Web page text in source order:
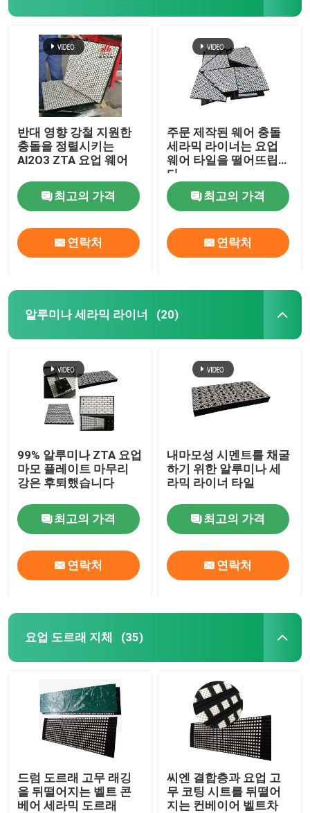
반대 영향 강철 지원한
충돌을 정렬시키는
Al2O3 ZTA 요업 웨어
최고의 가격
연락처
주문 제작된 웨어 충돌
세라믹 라이너는 요업
웨어 타일을 떨어뜨립니
다
최고의 가격
연락처
알루미나 세라믹 라이너 (20)
99% 알루미나 ZTA 요업
마모 플레이트 마무리
강은 후퇴했습니다
최고의 가격
연락처
내마모성 시멘트를 채굴
하기 위한 알루미나 세
라믹 라이너 타일
최고의 가격
연락처
요업 도르래 지체 (35)
드럼 도르래 고무 래깅
을 뒤떨어지는 벨트 콘
베어 세라믹 도르래
씨엔 결합층과 요업 고
무 코팅 시트를 뒤떨어
지는 컨베이어 벨트차